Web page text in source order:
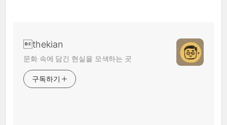
thekian
문화 속에 담긴 현실을 모색하는 곳
구독하기